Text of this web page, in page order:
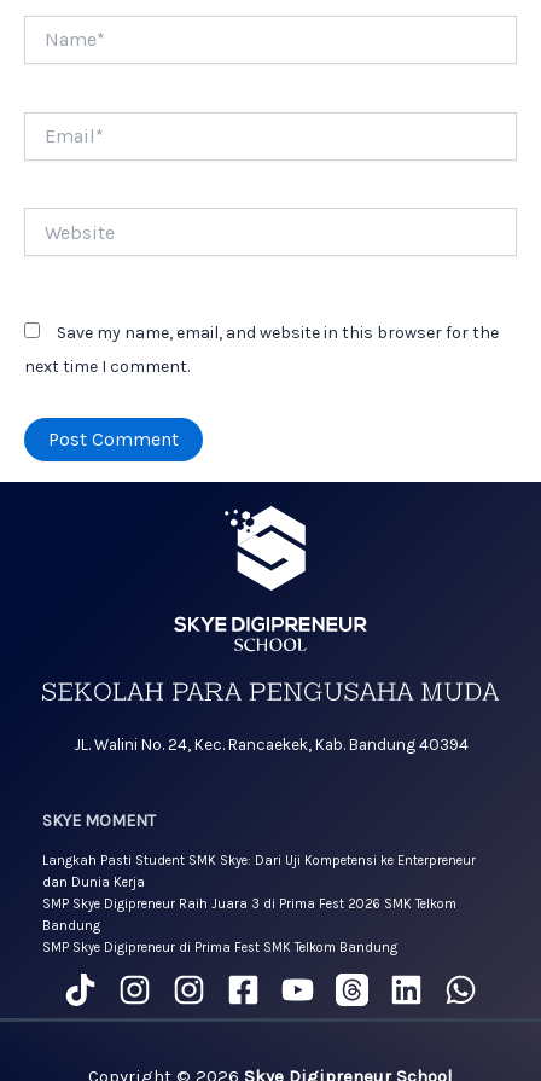
Save my name, email, and website in this browser for the
next time I comment.
JL. Walini No. 24, Kec. Rancaekek, Kab. Bandung 40394
SKYE MOMENT
Langkah Pasti Student SMK Skye: Dari Uji Kompetensi ke Enterpreneur
dan Dunia Kerja
SMP Skye Digipreneur Raih Juara 3 di Prima Fest 2026 SMK Telkom
Bandung
SMP Skye Digipreneur di Prima Fest SMK Telkom Bandung
Copyright © 2026 Skye Digipreneur School